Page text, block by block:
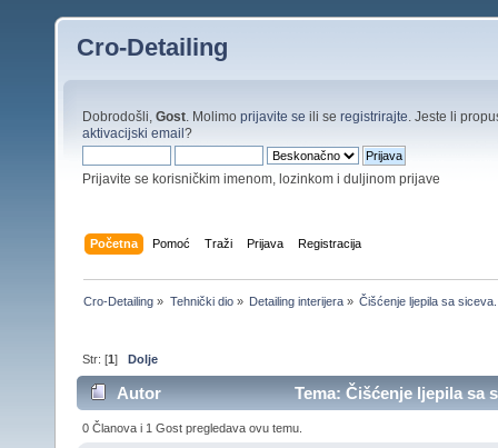
Cro-Detailing
Dobrodošli, Gost . Molimo prijavite se ili se registrirajte . Jeste li
aktivacijski email?
Prijavite se korisničkim imenom, lozinkom i duljinom prijave
Početna Pomoć Traži Prijava Registracija
Cro-Detailing » Tehnički dio» Detailing interijera» Čišćenje ljepila sa
Str: [1]Dolje
Autor Tema: Čišćenje ljepila sa
0 Članova i 1 Gost pregledava ovu temu.